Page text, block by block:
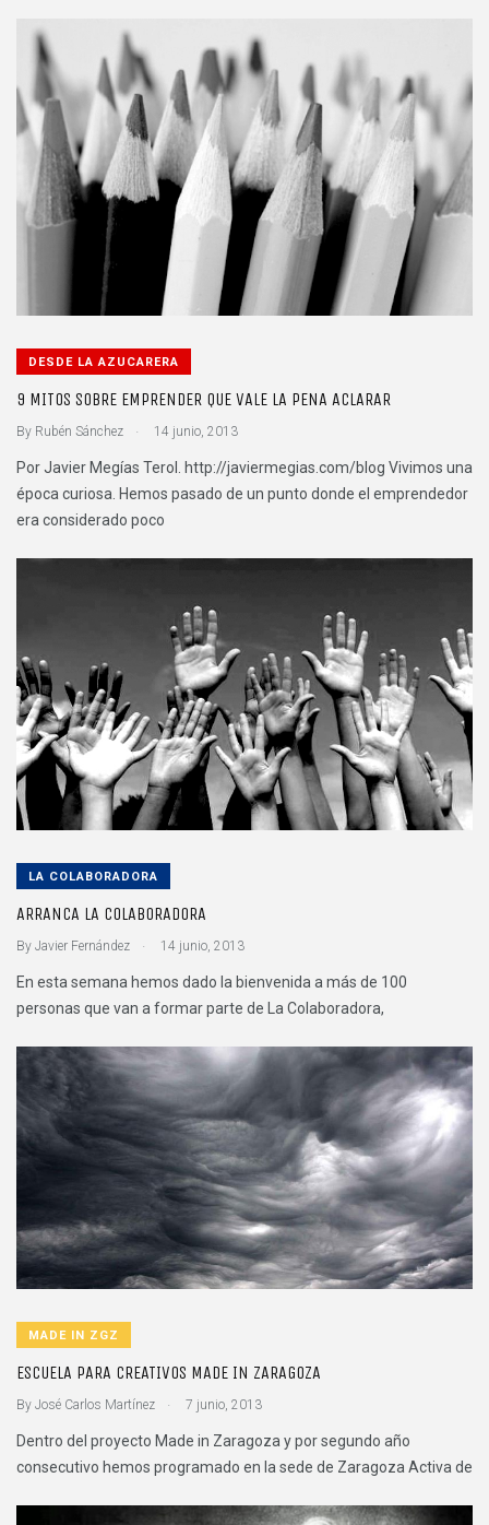
DESDE LA AZUCARERA
9 MITOS SOBRE EMPRENDER QUE VALE LA PENA ACLARAR
By Rubén Sánchez . 14 junio, 2013
Por Javier Megías Terol. http://javiermegias.com/blog Vivimos una
época curiosa. Hemos pasado de un punto donde el emprendedor
era considerado poco
LA COLABORADORA
ARRANCA LA COLABORADORA
By Javier Fernández 14 junio, 2013
En esta semana hemos dado la bienvenida a más de 100
personas que van a formar parte de La Colaboradora,
MADE IN ZGZ
ESCUELA PARA CREATIVOS MADE IN ZARAGOZA
By José Carlos Martínez 7 junio, 2013
Dentro del proyecto Made in Zaragoza y por segundo año
consecutivo hemos programado en la sede de Zaragoza Activa de